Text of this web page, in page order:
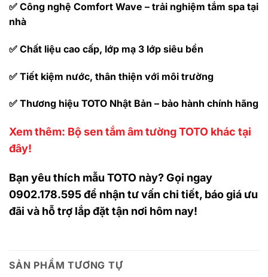
✅ Công nghệ Comfort Wave – trải nghiệm tắm spa tại
nhà
✅ Chất liệu cao cấp, lớp mạ 3 lớp siêu bền
✅ Tiết kiệm nước, thân thiện với môi trường
✅ Thương hiệu TOTO Nhật Bản – bảo hành chính hãng
Xem thêm: Bộ sen tắm âm tường TOTO khác tại
đây!
Bạn yêu thích mẫu TOTO này? Gọi ngay
0902.178.595 để nhận tư vấn chi tiết, báo giá ưu
đãi và hỗ trợ lắp đặt tận nơi hôm nay!
SẢN PHẨM TƯƠNG TỰ